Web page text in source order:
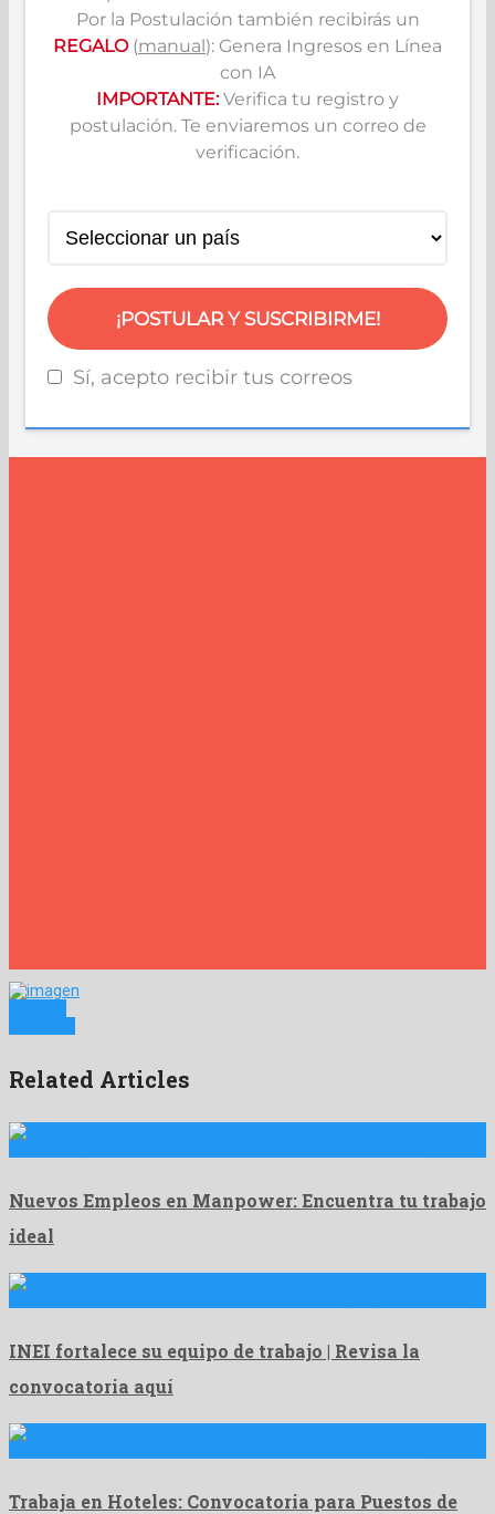
Related Articles
Nuevos Empleos en Manpower: Encuentra tu trabajo
ideal
INEI fortalece su equipo de trabajo | Revisa la
convocatoria aquí
Trabaja en Hoteles: Convocatoria para Puestos de